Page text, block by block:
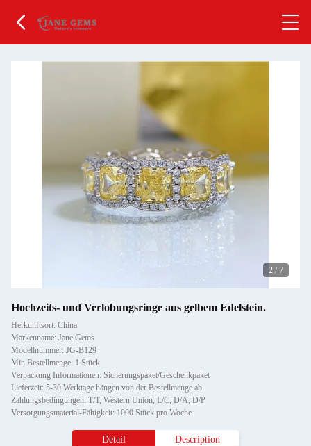
2 / 7
Hochzeits- und Verlobungsringe aus gelbem Edelstein.
Herkunftsort: China
Markenname: Jane Gems
Modellnummer: JG-B129
Min Bestellmenge: 1 Stück
Verpackung Informationen: Sicherungspaket/Geschenkpaket
Lieferzeit: 5-30 Werktage hängen von der Bestellmenge ab
Zahlungsbedingungen: T/T, Western Union, L/C, D/A, D/P
Versorgungsmaterial-Fähigkeit: 1000 Stück pro Woche
Detail Description